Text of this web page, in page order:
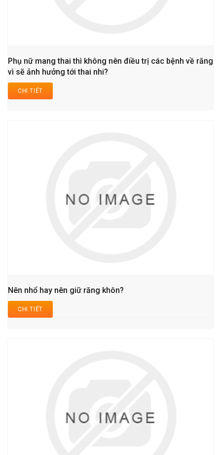
Phụ nữ mang thai thì không nên điều trị các bệnh về răng
vì sẽ ảnh hưởng tới thai nhi?
CHI TIẾT
Nên nhổ hay nên giữ răng khôn?
CHI TIẾT